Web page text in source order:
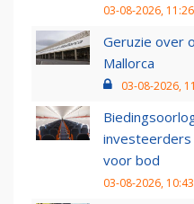
03-08-2026, 11:26
Geruzie over
Mallorca
03-08-2026,
investeerders
voor bod
03-08-2026, 10:43